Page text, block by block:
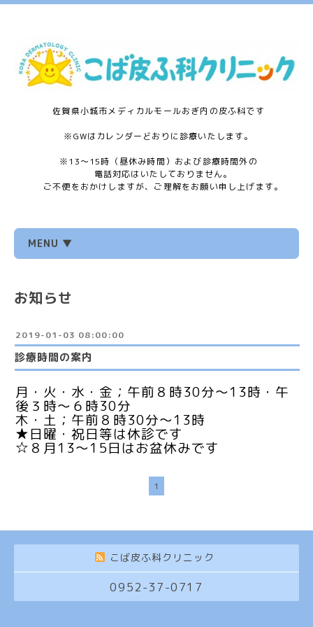
佐賀県小城市メディカルモールおぎ内の皮ふ科です
※GWはカレンダーどおりに診療いたします。
※13〜15時（昼休み時間）および診療時間外の
電話対応はいたしておりません。
ご不便をおかけしますが、ご理解をお願い申し上げます。
MENU ▼
お知らせ
2019-01-03 08:00:00
診療時間の案内
月・火・水・金；午前８時30分〜13時・午
後３時〜６時30分
木・土；午前８時30分〜13時
★日曜・祝日等は休診です
☆８月13〜15日はお盆休みです
1
こば皮ふ科クリニック
0952-37-0717